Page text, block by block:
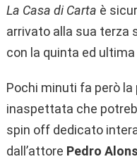
La Casa di Carta è
arrivato alla sua terza
con la quinta ed
Pochi minuti fa però
inaspettata che
spin off dedicato
dall’attore Pedro